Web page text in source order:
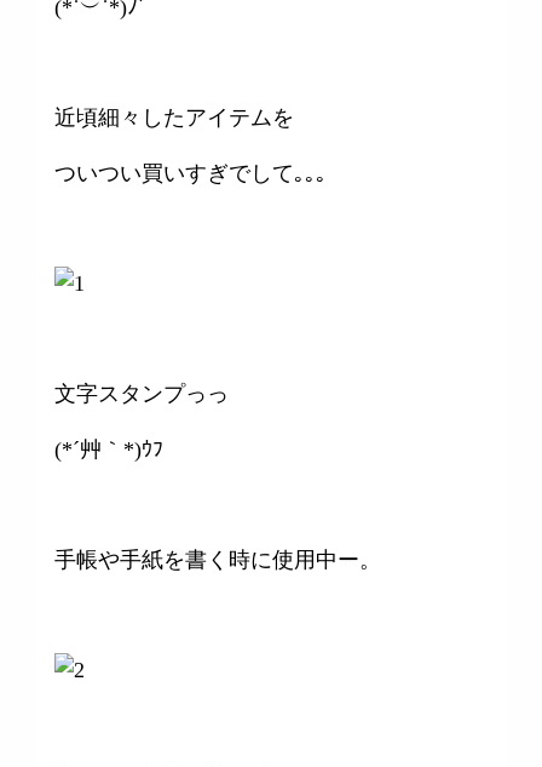
(*˙︶˙*)ﾉﾞ
近頃細々したアイテムを
ついつい買いすぎでして｡｡｡
文字スタンプっっ
(*´艸｀*)ｳﾌ
手帳や手紙を書く時に使用中ー。